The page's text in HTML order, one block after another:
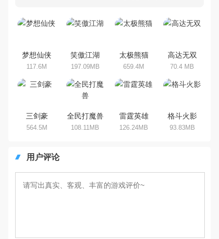
作手机游戏有哪些呢？游戏今天，
集，欢迎大家前来选择下载体验
梦想仙侠
117.6M
笑傲江湖
197.09MB
太极熊猫
659.4M
高达无双
70.4 MB
三剑豪
564.5M
全民打魔兽
108.11MB
雷霆英雄
126.24MB
格斗火影
93.83MB
用户评论